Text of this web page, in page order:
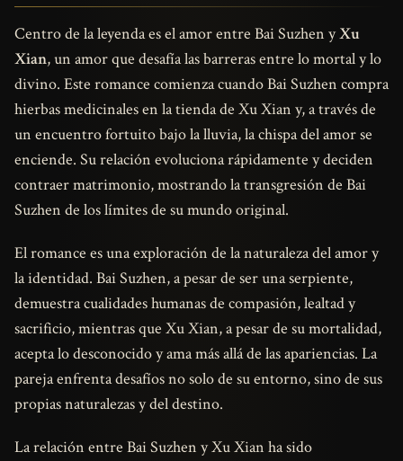
Centro de la leyenda es el amor entre Bai Suzhen yXu
Xian, un amor que desafía las barreras entre lo mortal y lo
divino. Este romance comienza cuando Bai Suzhen compra
hierbas medicinales en la tienda de Xu Xian y, a través de
un encuentro fortuito bajo la lluvia, la chispa del amor se
enciende. Su relación evoluciona rápidamente y deciden
contraer matrimonio, mostrando la transgresión de Bai
Suzhen de los límites de su mundo original.
El romance es una exploración de la naturaleza del amor y
la identidad. Bai Suzhen, a pesar de ser una serpiente,
demuestra cualidades humanas de compasión, lealtad y
sacrificio, mientras que Xu Xian, a pesar de su mortalidad,
acepta lo desconocido y ama más allá de las apariencias. La
pareja enfrenta desafíos no solo de su entorno, sino de sus
propias naturalezas y del destino.
La relación entre Bai Suzhen y Xu Xian ha sido